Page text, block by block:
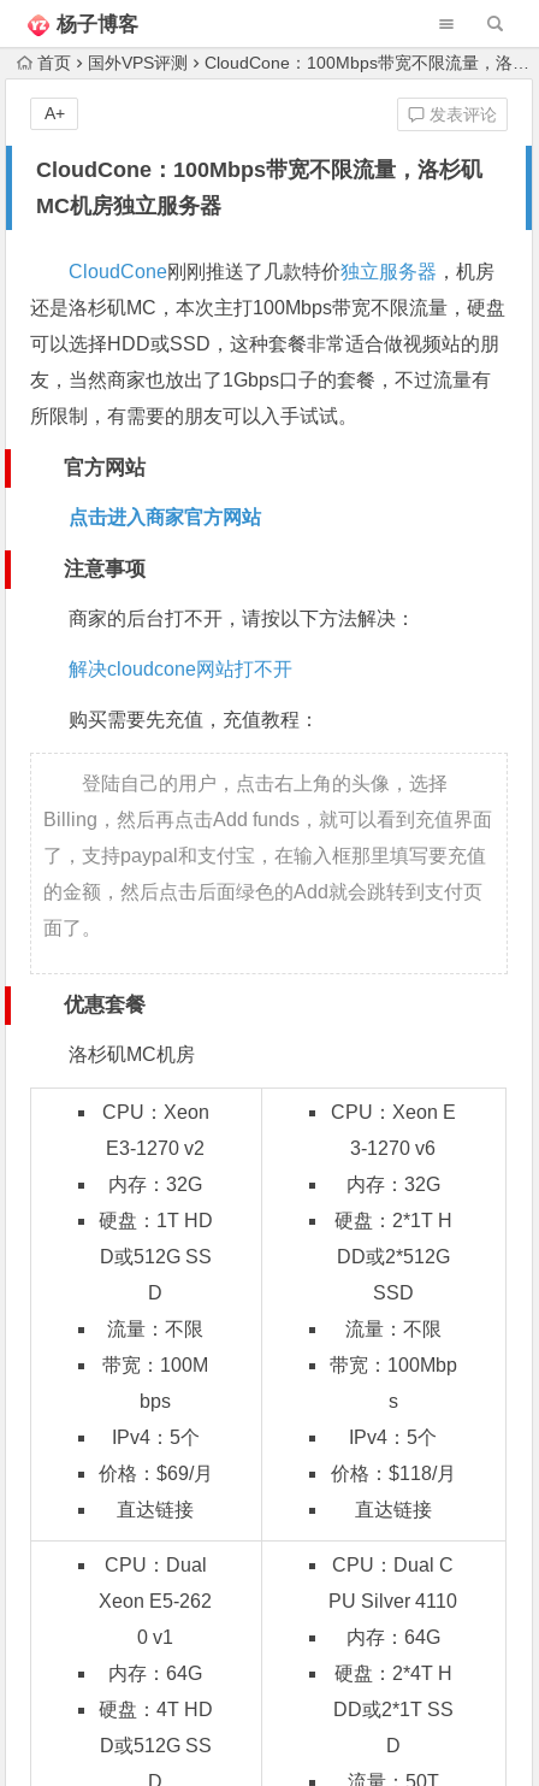
杨子博客
首页 国外VPS评测 CloudCone：100Mbps带宽不限流量，洛杉矶MC机房独立服务器
CloudCone：100Mbps带宽不限流量，洛杉矶
MC机房独立服务器
发表评论
A+
CloudCone刚刚推送了几款特价独立服务器 ，机房
还是洛杉矶MC，本次主打100Mbps带宽不限流量，硬盘
可以选择HDD或SSD，这种套餐非常适合做视频站的朋
友，当然商家也放出了1Gbps口子的套餐，不过流量有
所限制，有需要的朋友可以入手试试。
官方网站
点击进入商家官方网站
注意事项
商家的后台打不开，请按以下方法解决：
解决cloudcone网站打不开
购买需要先充值，充值教程：
登陆自己的用户，点击右上角的头像，选择
Billing，然后再点击Add funds，就可以看到充值界面
了，支持paypal和支付宝，在输入框那里填写要充值
的金额，然后点击后面绿色的Add就会跳转到支付页
面了。
优惠套餐
洛杉矶MC机房
CPU：Xeon
E3-1270 v2
内存：32G
硬盘：1T HD
D或512G SS
D
流量：不限
带宽：100M
bps
IPv4：5个
价格：$69/月
直达链接
CPU：Xeon E
3-1270 v6
内存：32G
硬盘：2*1T H
DD或2*512G
SSD
流量：不限
带宽：100Mbp
s
IPv4：5个
价格：$118/月
直达链接
CPU：Dual
Xeon E5-262
0 v1
内存：64G
硬盘：4T HD
D或512G SS
D
CPU：Dual C
PU Silver 4110
内存：64G
硬盘：2*4T H
DD或2*1T SS
D
流量：50T